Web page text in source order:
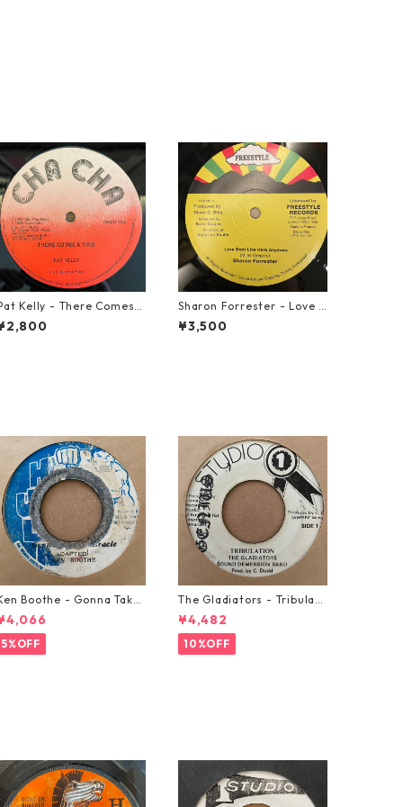
Kelly - There Comes A
【12-50057】
Sharon Forrester - Love D
on't Live Here Anymore
【12-50068】
¥3,500
Boothe - Gonna Take
Miracle【7-21362】
5%OFF
The Gladiators - Tribulati
on【7-21365】
¥4,482
10%OFF